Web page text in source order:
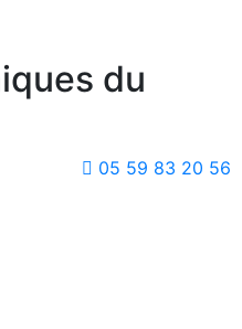
du
05 59 83 20 56